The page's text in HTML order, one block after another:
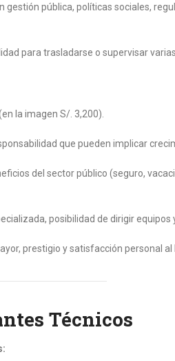
gestión pública, políticas sociales,
para trasladarse o supervisar
la imagen S/. 3,200).
que pueden implicar
del sector público (seguro,
posibilidad de dirigir equipos
prestigio y satisfacción personal
Técnicos